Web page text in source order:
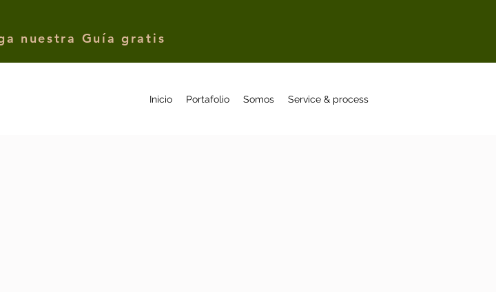
nuestra Guía gratis
Inicio Portafolio Somos Service & process